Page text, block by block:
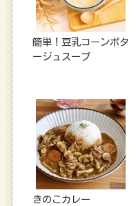
簡単！豆乳コーンポタ
ージュスープ
きのこカレー